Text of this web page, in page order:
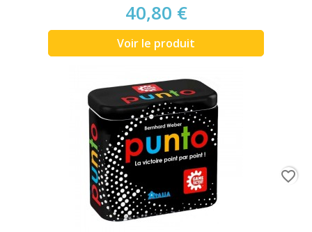
40,80 €
Voir le produit
favorite_border